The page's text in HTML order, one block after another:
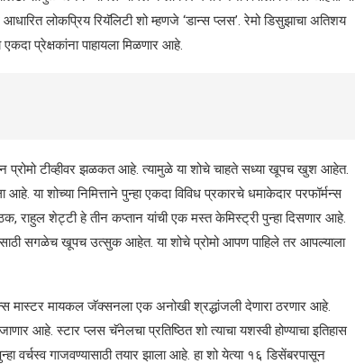
लोकप्रिय रियॅलिटी शो म्हणजे ‘डान्स प्लस’. रेमो डिसुझाचा अतिशय
प्रेक्षकांना पाहायला मिळणार आहे.
प्रोमो टीव्हीवर झळकत आहे. त्यामुळे या शोचे चाहते सध्या खूपच खुश आहेत.
या शोच्या निमित्ताने पुन्हा एकदा विविध प्रकारचे धमाकेदार परफॉर्मन्स
राहुल शेट्टी हे तीन कप्तान यांची एक मस्त केमिस्ट्री पुन्हा दिसणार आहे.
सगळेच खूपच उत्सुक आहेत. या शोचे प्रोमो आपण पाहिले तर आपल्याला
मास्टर मायकल जॅक्सनला एक अनोखी श्रद्धांजली देणारा ठरणार आहे.
आहे. स्टार प्लस चॅनेलचा प्रतिष्ठित शो त्याचा यशस्वी होण्याचा इतिहास
वर्चस्व गाजवण्यासाठी तयार झाला आहे. हा शो येत्या १६ डिसेंबरपासून